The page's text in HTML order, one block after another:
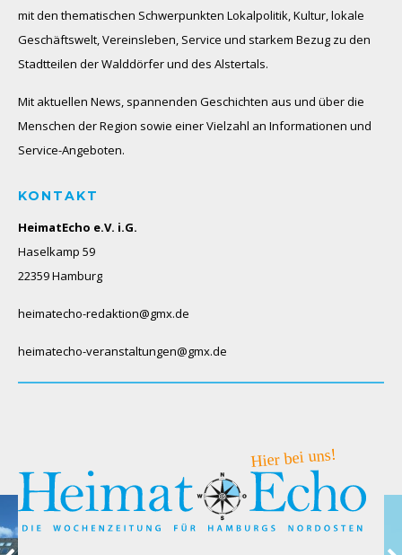
mit den thematischen Schwerpunkten Lokalpolitik, Kultur, lokale
Geschäftswelt, Vereinsleben, Service und starkem Bezug zu den
Stadtteilen der Walddörfer und des Alstertals.
Mit aktuellen News, spannenden Geschichten aus und über die
Menschen der Region sowie einer Vielzahl an Informationen und
Service-Angeboten.
KONTAKT
HeimatEcho e.V. i.G.
Haselkamp 59
22359 Hamburg
heimatecho-redaktion@gmx.de
heimatecho-veranstaltungen@gmx.de